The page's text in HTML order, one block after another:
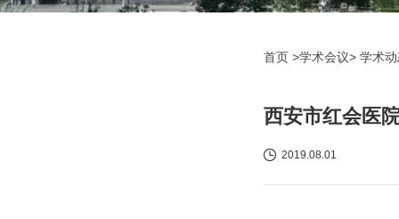
首页 >学术会议> 学术
西安市红会医
2019.08.01